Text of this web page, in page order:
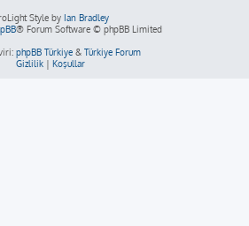
Style by Ian Bradley
® Forum Software © phpBB Limited
phpBB Türkiye& Türkiye Forum
Gizlilik | Koşullar